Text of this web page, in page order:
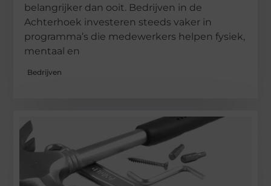
belangrijker dan ooit. Bedrijven in de
Achterhoek investeren steeds vaker in
programma’s die medewerkers helpen fysiek,
mentaal en
Bedrijven